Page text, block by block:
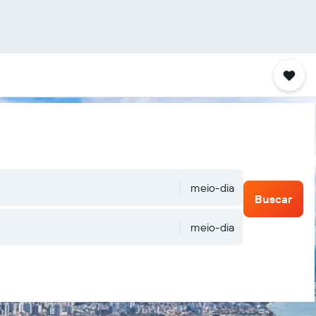
meio-dia
meio-dia
Buscar